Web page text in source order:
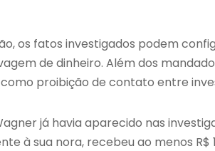
os fatos investigados podem
de dinheiro. Além dos
proibição de contato entre
já havia aparecido nas
à sua nora, recebeu ao menos R$